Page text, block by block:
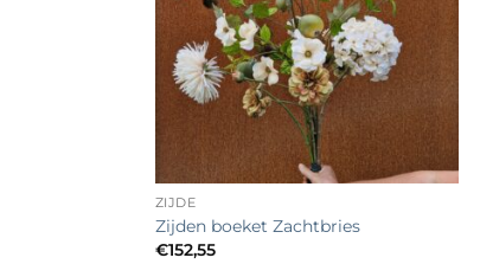
ZIJDE
Zijden boeket Zachtbries
€152,55